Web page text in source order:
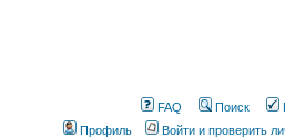
FAQ Поиск
Профиль
Войти и проверить